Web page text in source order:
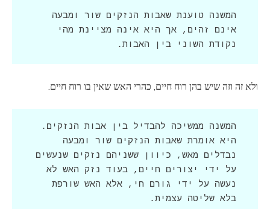
נקודת השוני בין האבות.
ולא זה וזה שיש בהן רוח חיים, כהרי האש שאין בו רוח חיים.
על ידי יצורים חיים, בעוד נזק האש לא
נעשה על ידי גורם חי, אלא האש שורפת
בלא שליטה עצמית.